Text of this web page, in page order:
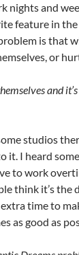
nights and
feature in
is that
or
and
studios
it. I heard
to work
think it’s the
time to
as good as